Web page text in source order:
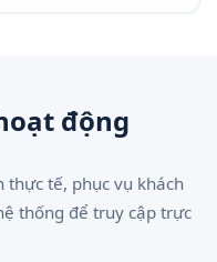
động
tế, phục vụ khách
thống để truy cập trực